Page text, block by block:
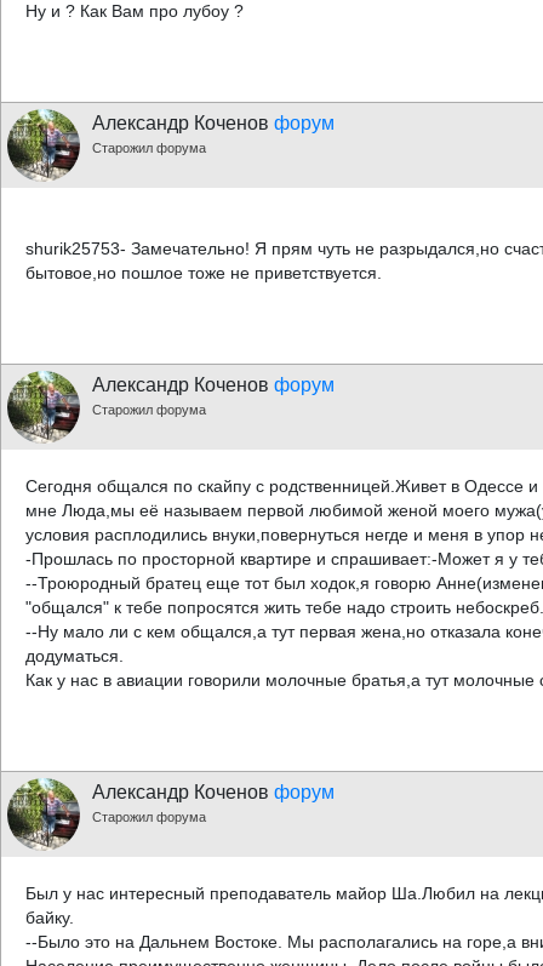
Ну и ? Как Вам про лубоу ?
Александр Коченов форум
Старожил форума
shurik25753- Замечательно! Я прям чуть не разрыдался,но
бытовое,но пошлое тоже не приветствуется.
Александр Коченов форум
Старожил форума
Сегодня общался по скайпу с родственницей.Живет в Одессе и
мне Люда,мы её называем первой любимой женой моего
условия расплодились внуки,повернуться негде и меня в упор
-Прошлась по просторной квартире и спрашивает:-Может я у
--Троюродный братец еще тот был ходок,я говорю
"общался" к тебе попросятся жить тебе надо строить небоскреб.
--Ну мало ли с кем общался,а тут первая жена,но отказала
додуматься.
Как у нас в авиации говорили молочные братья,а тут молочные
Александр Коченов форум
Старожил форума
Был у нас интересный преподаватель майор Ша.Любил на
байку.
--Было это на Дальнем Востоке. Мы располагались на горе,а